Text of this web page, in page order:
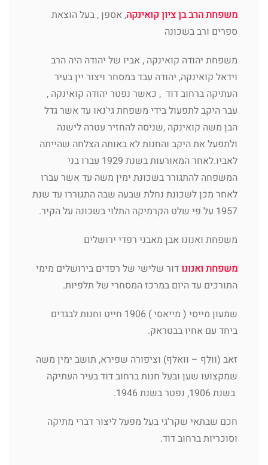
משפחת הרב בן ציון קואינקה, אספן , בעל הוצאת
ספרים ורב בשכונה
משפחת יהודה קואינקה , אביו של יהודה היה הרב
וידאל קואינקה, יהודה עבד במסחר ויצור יין בעיר
העתיקה ברחוב דוד , כאשר נפטר יהודה קואינקה ,
עבר היקב לתפעול בידי משפחת גי'נאו עד אשר גדל
הבן משה קואינקה ,שניסה להחזיר עטרה לישנה
ולתפעל את היקב והחנות לא באותה הצלחה שהייתה
לאביו.לאחר המאורעות בשנת 1929 עברו בני
המשפחה להתגורר בשכונת ימין משה עד אשר עברו
לאחר מכן לשכונת נחלת שבעה שבה התגוררו עד שנת
1957 על פי שלט הקרמיקה התלוי בשכונה על הקיר.
משפחת ואנונו אבן מאבני רפדי ירושלים
משפחת ואנונודור שלישי של רפדים בירושלים מימי
התורכים עד היום במרכז המסחרי של תלפיות.
שמעון מייסי ( מייאסי ) 1906 חייט וחנות לבגדים
ביחד עם אחיו בבטראק.
זאב (וולף – וואלף) וציפורה שפירא, תושב ימין משה
שמקצועו שען ובעל חנות ברחוב דוד בעיר העתיקה
בשנת 1906, נפטר בשנת 1946.
חכם שבתאי שקר'גי בעל מפעל ליצור דברי מתיקה
וסוכריות ברחוב דוד.